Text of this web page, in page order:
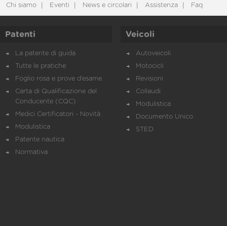
Chi siamo Eventi News e circolari Assistenza Faq
Patenti
La patente di guida
Tutte le pratiche
Foglio rosa e prove d’esame
Carta di Qualificazione del
Conducente (CQC)
Medici Certificatori - Novità
Modulistica
Patente nautica
Normativa
Veicoli
Autoveicoli
Motocicli
Revisioni
Collaudi
Modulistica
Documento Unico
STED